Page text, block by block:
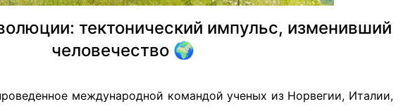
тектонический импульс, изменивший
человечество 🌍
международной командой ученых из Норвегии, Италии,